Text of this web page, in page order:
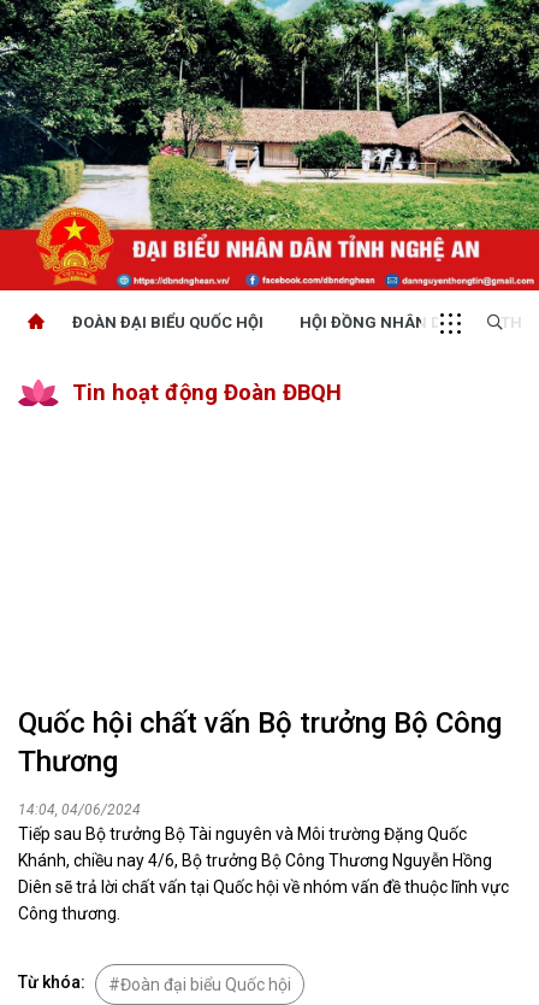
ĐOÀN ĐẠI BIỂU QUỐC HỘI HỘI ĐỒNG NHÂN DÂN
Tin hoạt động Đoàn ĐBQH
Quốc hội chất vấn Bộ trưởng Bộ Công
Thương
14:04, 04/06/2024
Tiếp sau Bộ trưởng Bộ Tài nguyên và Môi trường Đặng Quốc
Khánh, chiều nay 4/6, Bộ trưởng Bộ Công Thương Nguyễn Hồng
Diên sẽ trả lời chất vấn tại Quốc hội về nhóm vấn đề thuộc lĩnh vực
Công thương.
Từ khóa: Đoàn đại biểu Quốc hội